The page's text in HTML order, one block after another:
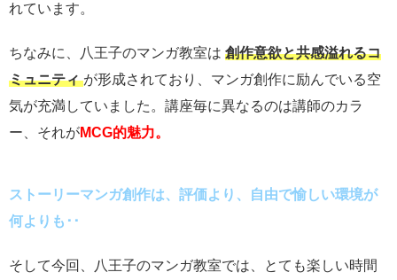
れています。
ちなみに、八王子のマンガ教室は 創作意欲と共感溢れるコ
ミュニティ が形成されており、マンガ創作に励んでいる空
気が充満していました。講座毎に異なるのは講師のカラ
ー、それがMCG的魅力。
ストーリーマンガ創作は、評価より、自由で愉しい環境が
何よりも･･
そして今回、八王子のマンガ教室では、とても楽しい時間